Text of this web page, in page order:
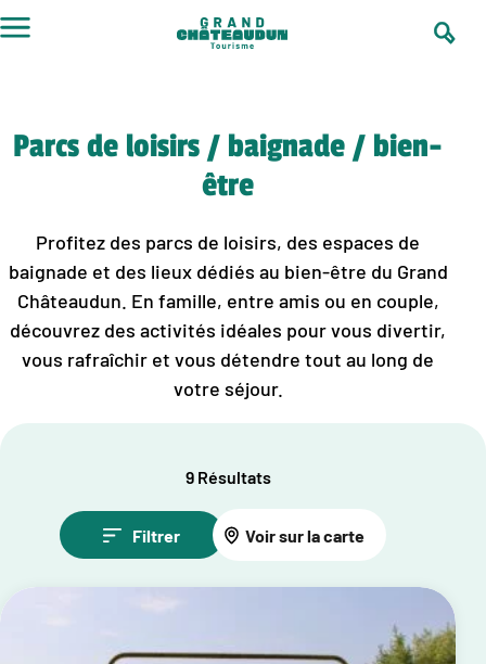
au
Parcs de loisirs / baignade / bien-
être
Profitez des parcs de loisirs, des espaces de
baignade et des lieux dédiés au bien-être du Grand
Châteaudun. En famille, entre amis ou en couple,
découvrez des activités idéales pour vous divertir,
vous rafraîchir et vous détendre tout au long de
votre séjour.
9 Résultats
Filtrer Voir sur la carte